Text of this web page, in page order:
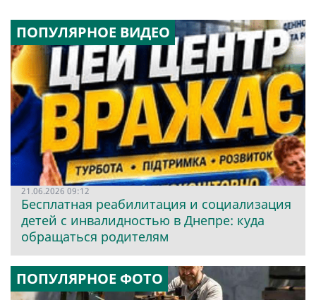
ПОПУЛЯРНОЕ ВИДЕО
21.06.2026 09:12
Бесплатная реабилитация и социализация
детей с инвалидностью в Днепре: куда
обращаться родителям
ПОПУЛЯРНОЕ ФОТО